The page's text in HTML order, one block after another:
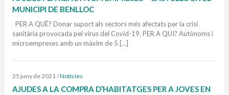
MUNICIPI DE BENLLOC
PER A QUÈ? Donar suport als sectors més afectats per la crisi
sanitària provocada pel virus del Covid-19. PER A QUI? Autònoms i
microempreses amb un màxim de 5 […]
25 juny de 2021/Notícies
AJUDES A LA COMPRA D’HABITATGES PER A JOVES EN